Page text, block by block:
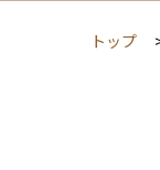
トップ